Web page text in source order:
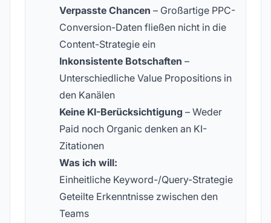
Verpasste Chancen – Großartige PPC-
Conversion-Daten fließen nicht in die
Content-Strategie ein
Inkonsistente Botschaften –
Unterschiedliche Value Propositions in
den Kanälen
Keine KI-Berücksichtigung – Weder
Paid noch Organic denken an KI-
Zitationen
Was ich will:
Einheitliche Keyword-/Query-Strategie
Geteilte Erkenntnisse zwischen den
Teams